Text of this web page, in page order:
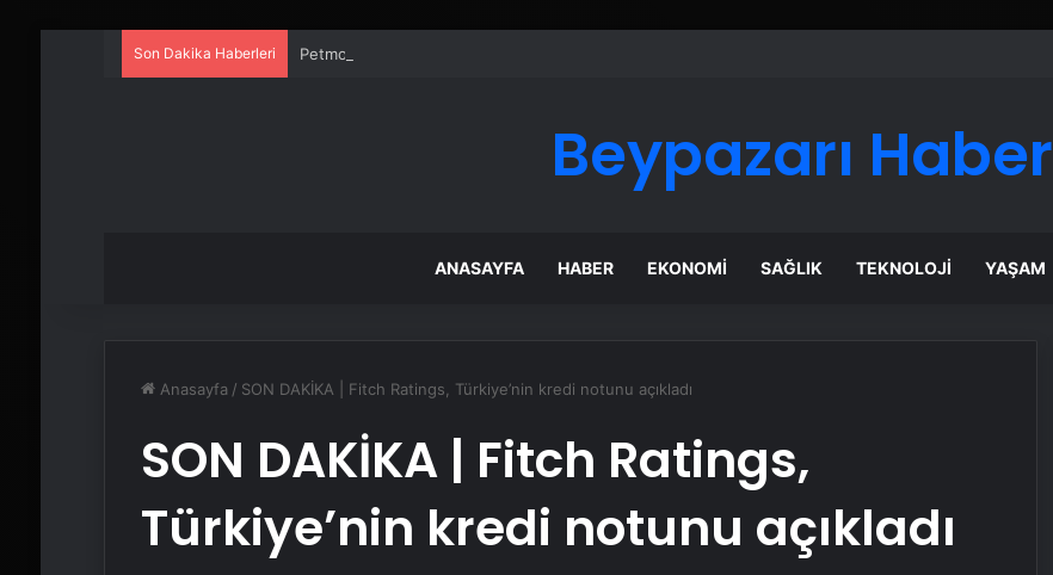
Son Dakika Haberleri Petmona : Kedi Maması ve Köpek Maması İle Tüm Evcil Hayvan Ürünleri
Beypazarı Haber
ANASAYFA HABER EKONOMI SAĞLIK TEKNOLOJI YAŞAM
Anasayfa / SON DAKİKA | Fitch Ratings, Türkiye’nin kredi notunu açıkladı
SON DAKİKA | Fitch Ratings,
Türkiye’nin kredi notunu açıkladı